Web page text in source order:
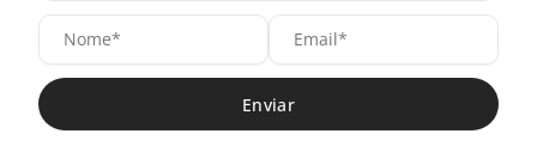
N
o
m
e
*
E
i